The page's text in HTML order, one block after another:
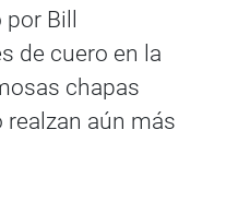
Bill
de cuero en la
chapas
aún más